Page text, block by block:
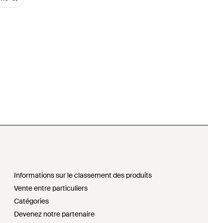
Informations sur le classement des produits
Vente entre particuliers
Catégories
Devenez notre partenaire